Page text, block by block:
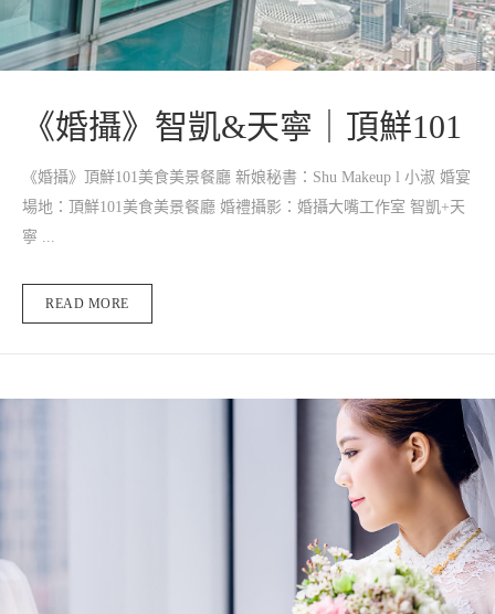
《婚攝》智凱&天寧｜頂鮮101
《婚攝》頂鮮101美食美景餐廳 新娘秘書：Shu Makeup l 小淑 婚宴
場地：頂鮮101美食美景餐廳 婚禮攝影：婚攝大嘴工作室 智凱+天
寧 ...
READ MORE